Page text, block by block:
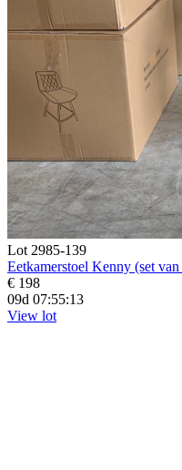
Lot 2985-139
Eetkamerstoel Kenny (set
€ 198
09d 07:55:11
View lot